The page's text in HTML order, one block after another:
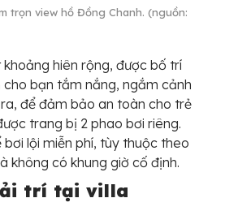
trọn view hồ Đồng Chanh. (nguồn:
hiên rộng, được bố trí
cho bạn tắm nắng, ngắm cảnh
để đảm bảo an toàn cho trẻ
trang bị 2 phao bơi riêng.
bơi lội miễn phí, tùy thuộc theo
không có khung giờ cố định.
trí tại villa